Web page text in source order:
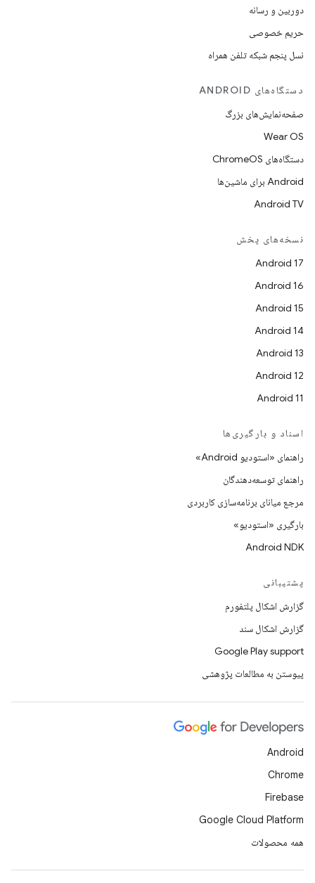
دوربین و رسانه
حریم خصوصی
نسل پنجم شبکه تلفن همراه
دستگاه‌های ANDROID
صفحه‌نمایش‌های بزرگ
Wear OS
دستگاه‌های ChromeOS
Android برای ماشین‌ها
Android TV
نسخه‌های پخش
Android 17
Android 16
Android 15
Android 14
Android 13
Android 12
Android 11
اسناد و بارگیری‌ها
راهنمای «استودیو Android»
راهنمای توسعه‌دهندگان
مرجع میانای برنامه‌سازی کاربردی
بارگیری «استودیو»
Android NDK
پشتیبانی
گزارش اشکال پلتفورم
گزارش اشکال سند
Google Play support
پیوستن به مطالعات پژوهشی
Android
Chrome
Firebase
Google Cloud Platform
همه محصولات